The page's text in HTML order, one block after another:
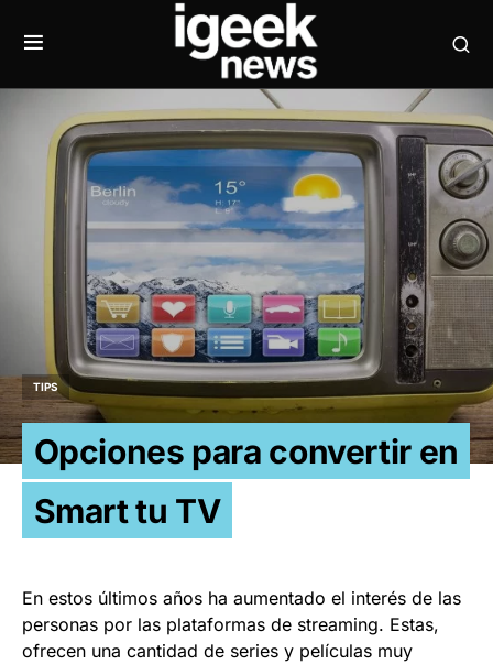
TIPS
Opciones para convertir en
Smart tu TV
En estos últimos años ha aumentado el interés de las
personas por las plataformas de streaming. Estas,
ofrecen una cantidad de series y películas muy